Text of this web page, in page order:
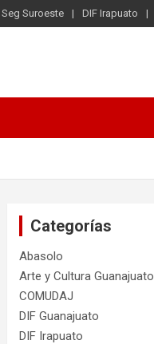
Seg Suroeste DIF Irapuato
Categorías
Abasolo
Arte y Cultura Guanajuato
COMUDAJ
DIF Guanajuato
DIF Irapuato